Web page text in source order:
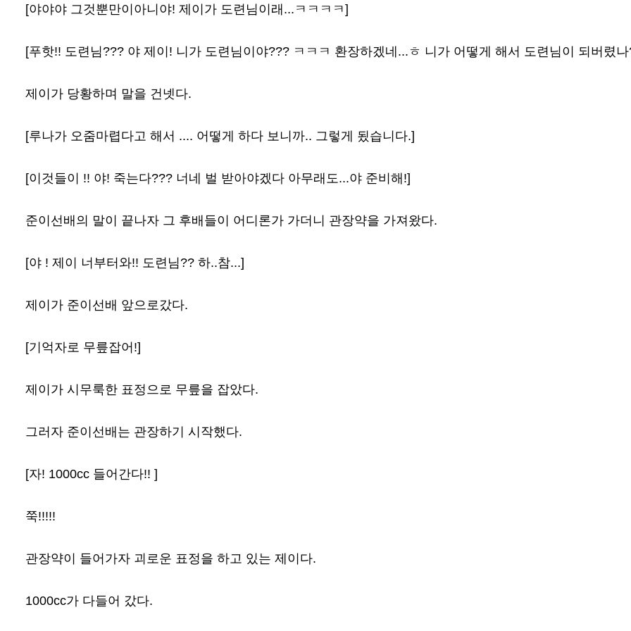
[야야야 그것뿐만이아니야! 제이가 도련님이래...ㅋㅋㅋㅋ]
[푸핫!! 도련님??? 야 제이! 니가 도련님이야??? ㅋㅋㅋ 환장하겠네...ㅎ 니가 어떻게 해서 도련님이 되버렸
제이가 당황하며 말을 건넷다.
[루나가 오줌마렵다고 해서 .... 어떻게 하다 보니까.. 그렇게 됬습니다.]
[이것들이 !! 야! 죽는다??? 너네 벌 받아야겠다 아무래도...야 준비해!]
준이선배의 말이 끝나자 그 후배들이 어디론가 가더니 관장약을 가져왔다.
[야 ! 제이 너부터와!! 도련님?? 하..참...]
제이가 준이선배 앞으로갔다.
[기억자로 무릎잡어!]
제이가 시무룩한 표정으로 무릎을 잡았다.
그러자 준이선배는 관장하기 시작했다.
[자! 1000cc 들어간다!! ]
쭉!!!!!
관장약이 들어가자 괴로운 표정을 하고 있는 제이다.
1000cc가 다들어 갔다.